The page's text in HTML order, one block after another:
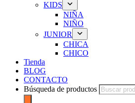
KIDS
NIÑA
NIÑO
JUNIOR
CHICA
CHICO
Tienda
BLOG
CONTACTO
Búsqueda de productos